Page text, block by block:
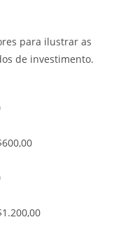
para ilustrar as
de investimento.